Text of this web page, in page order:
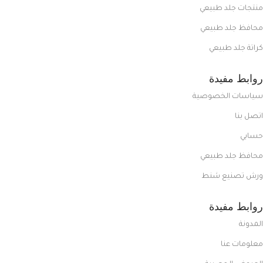
منتجات جلد طبيعي
محافظ جلد طبيعي
كراتة جلد طبيعي
روابط مفيدة
سياسات الخصوصية
اتصل بنا
حسابي
محافظ جلد طبيعي
ورش تصنيع شنط
روابط مفيدة
المدونة
معلومات عنا